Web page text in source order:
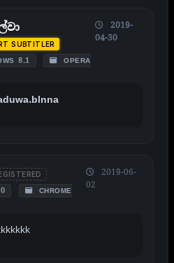
SUBTITLER
8.1
OPERA
2019-
04-30
CHROME
2019-06-
02